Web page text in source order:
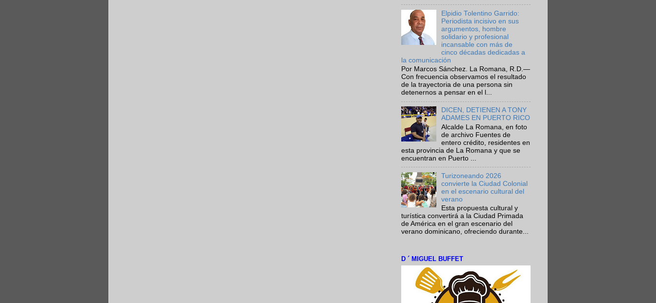
Elpidio Tolentino Garrido:
Periodista incisivo en sus
argumentos, hombre
solidario y profesional
incansable con más de
cinco décadas dedicadas a
la comunicación
Por Marcos Sánchez. La Romana, R.D.—
Con frecuencia observamos el resultado
de la trayectoria de una persona sin
detenernos a pensar en el l...
DICEN, DETIENEN A TONY
ADAMES EN PUERTO RICO
Alcalde La Romana, en foto
de archivo Fuentes de
entero crédito, residentes en
esta provincia de La Romana y que se
encuentran en Puerto ...
Turizoneando 2026
convierte la Ciudad Colonial
en el escenario cultural del
verano
Esta propuesta cultural y
turística convertirá a la Ciudad Primada
de América en el gran escenario del
verano dominicano, ofreciendo durante...
D ´ MIGUEL BUFFET